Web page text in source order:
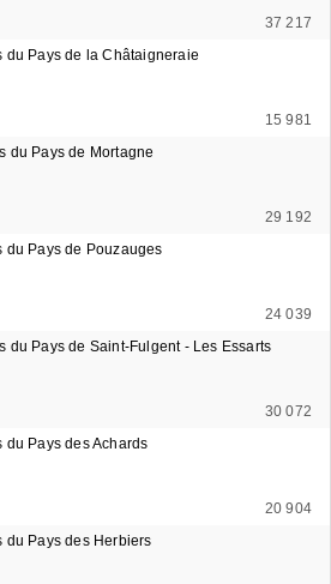
37 217
du Pays de la Châtaigneraie
15 981
du Pays de Mortagne
29 192
du Pays de Pouzauges
24 039
du Pays de Saint-Fulgent - Les Essarts
30 072
Pays des Achards
20 904
du Pays des Herbiers